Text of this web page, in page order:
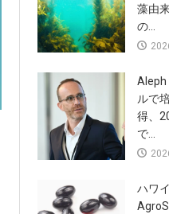
藻由
の...
Aleph
ルで
得、
で...
ハワ